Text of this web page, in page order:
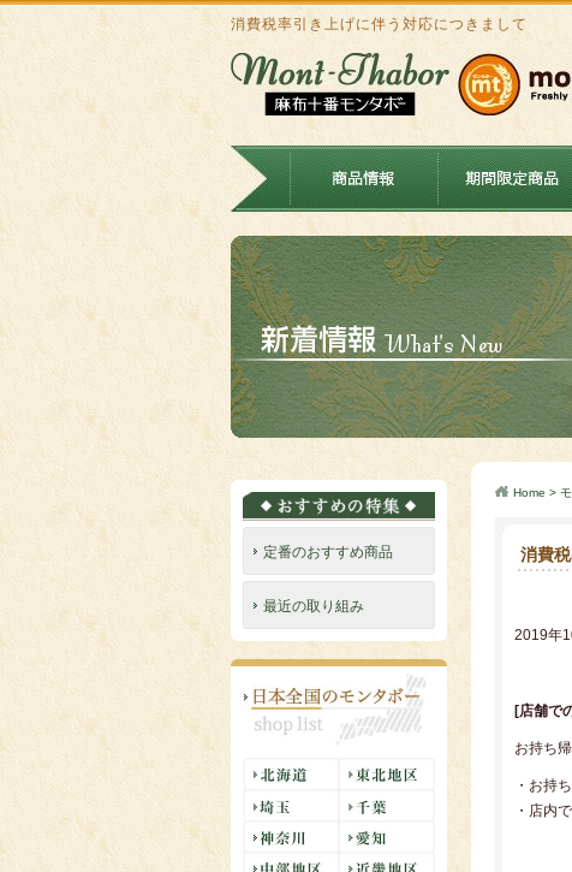
消費税率引き上げに伴う対応につきまして
Home >
消費
2019年
[店舗で
お持ち
・お持
・店内
定番のおすすめ商品
最近の取り組み